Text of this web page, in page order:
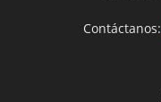
Contáctanos: